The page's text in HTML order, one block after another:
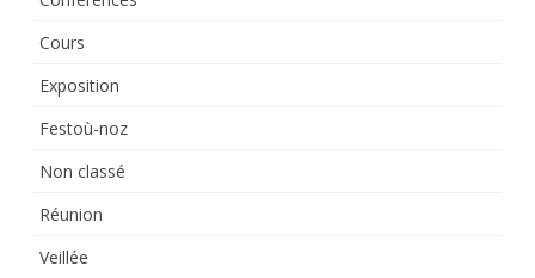
Cours
Exposition
Festoù-noz
Non classé
Réunion
Veillée